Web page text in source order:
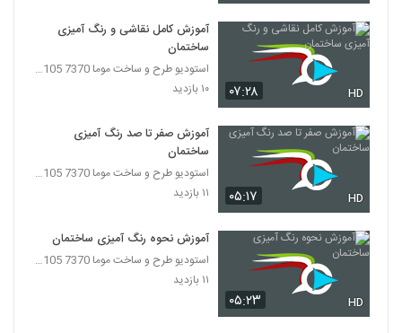
۰۷:۲۸ HD
آموزش کامل نقاشی و رنگ آمیزی
ساختمان
استودیو طرح و ساخت موما 7370 7105-021
۱۰ بازدید
۰۵:۱۷ HD
آموزش صفر تا صد رنگ آمیزی
ساختمان
استودیو طرح و ساخت موما 7370 7105-021
۱۱ بازدید
۰۵:۲۳ HD
آموزش نحوه رنگ آمیزی ساختمان
استودیو طرح و ساخت موما 7370 7105-021
۱۱ بازدید